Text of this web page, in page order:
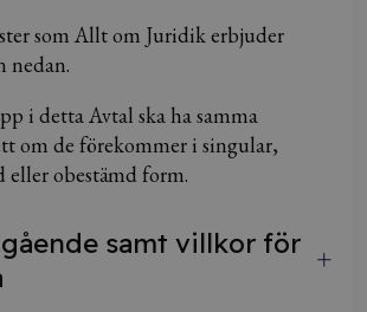
som Allt om Juridik erbjuder
nedan.
i detta Avtal ska ha samma
om de förekommer i singular,
eller obestämd form.